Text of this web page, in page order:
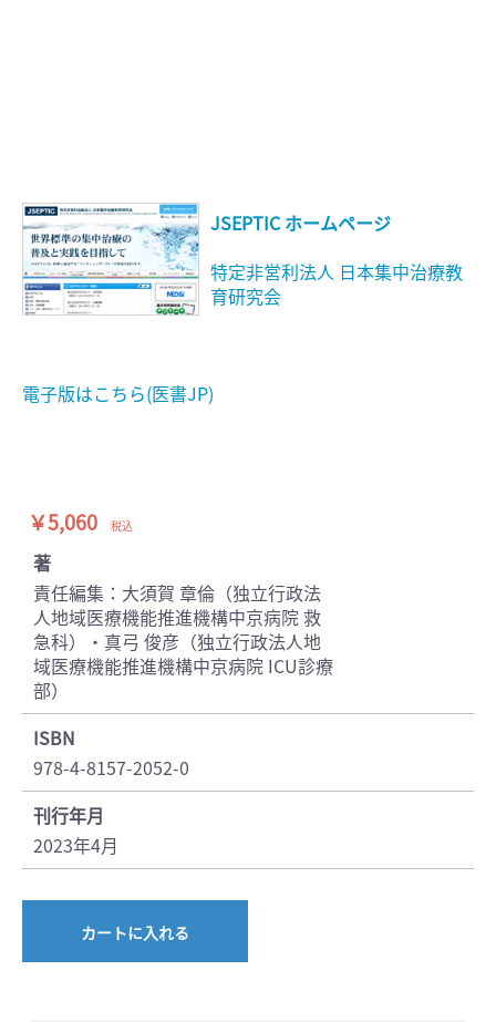
JSEPTIC ホームページ
特定非営利法人 日本集中治療教
育研究会
電子版はこちら(医書JP)
￥5,060 税込
著
責任編集：大須賀 章倫（独立行政法
人地域医療機能推進機構中京病院 救
急科）・真弓 俊彦（独立行政法人地
域医療機能推進機構中京病院 ICU診療
部）
ISBN
978-4-8157-2052-0
刊行年月
2023年4月
カートに入れる